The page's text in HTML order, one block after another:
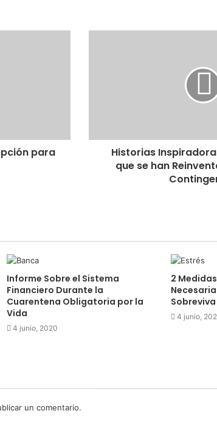
para
Historias
que se han
Informe Sobre el Sistema
Financiero Durante la
Cuarentena Obligatoria por la
Vida
4 junio, 2020
2
4 junio,
un comentario.